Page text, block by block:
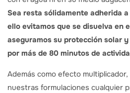
Sea resta sólidamente adherida
ello evitamos que se disuelva en
aseguramos su protección solar
por más de 80 minutos de
Además como efecto
nuestras formulaciones cualquier